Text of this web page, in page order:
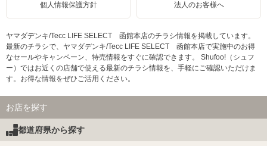
個人情報保護方針 法人のお客様へ
ヤマダデンキ/Tecc LIFE SELECT 函館本店のチラシ情報を掲載しています。
最新のチラシで、ヤマダデンキ/Tecc LIFE SELECT 函館本店で実施中のお得
なセールやキャンペーン、特売情報をすぐに確認できます。 Shufoo!（シュフ
ー）ではお近くの店舗で使える最新のチラシ情報を、手軽にご確認いただけま
す。お得な情報をぜひご活用ください。
お店を探す
都道府県から探す